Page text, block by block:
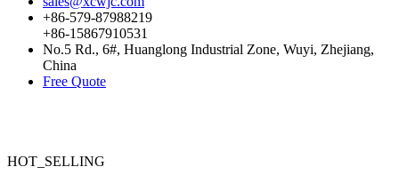
+86-579-87988219
+86-15867910531
No.5 Rd., 6#, Huanglong Industrial Zone, Wuyi, Zhejiang,
China
Free Quote
HOT_SELLING